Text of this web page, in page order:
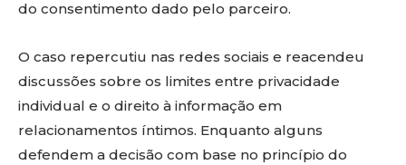
do consentimento dado pelo parceiro.
O caso repercutiu nas redes sociais e reacendeu
discussões sobre os limites entre privacidade
individual e o direito à informação em
relacionamentos íntimos. Enquanto alguns
defendem a decisão com base no princípio do